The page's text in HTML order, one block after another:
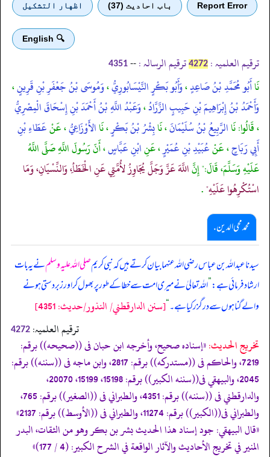
Report Error باب احادیث (37) اظهار التشكيل
🔍 English
ترقیم العلمیہ : 4272 ترقیم الرسالہ : --
4351
نَاأَبُو مُحَمَّدِ بْنُ صَاعِدٍ،وَأَبُو بَكْرٍ النَّيْسَابُورِيُّ،وَمُوسَى بْنُ جَعْفَرِ بْنِ قَرِينٍ،
وَأَحْمَدُ بْنُ إِبْرَاهِيمَ بْنِ حَبِيبٍ الزَّرَّادُ،وَعَبْدُ اللَّهِ بْنُ أَحْمَدَ بْنِ إِسْحَاقَ الْمِصْرِيُّ
، قَالُوا: نَاالرَّبِيعُ بْنُ سُلَيْمَانَ، نَابِشْرُ بْنُ بَكْرٍ، نَاالأَوْزَاعِيُّ، عَنْعَطَاءِ بْنِ
أَبِي رَبَاحٍ، عَنْعُبَيْدِ بْنِ عُمَيْرٍ، عَنِابْنِ عَبَّاسٍ، أَنّ رَسُولَ اللَّهِ صَلَّى اللَّهُ
عَلَيْهِ وَسَلَّمَ، قَالَ:" إِنَّاللَّهَ عَزَّ وَجَلَّ يُجَاوِزُ لأُمَّتِي عَنِ الْخَطَأِ، وَالنِّسْيَانِ، وَمَا
اسْتُكْرِهُوا عَلَيْهِ".
محمد محی الدین .
سیدنا عبداللہ بن عباس رضی اللہ عنہما بیان کرتے ہیں کہ نبی کریمصلی اللہ علیہ وسلمنے یہ بات
ارشاد فرمائی ہے:”اللہ تعالیٰ نے میری امت سے خطا کے طور پر بھول کر اور زبردستی ہونے
والے گناہوں سے درگزر کیا ہے۔“[سنن الدارقطني/ النذور/حدیث: 4351]
ترقیم العلمیہ: 4272
تخریج الحدیث:«إسناده صحيح، وأخرجه ابن حبان فى ((صحيحه)) برقم:
7219، والحاكم فى ((مستدركه)) برقم: 2817، وابن ماجه فى ((سننه)) برقم:
2045، والبيهقي فى((سننه الكبير)) برقم: 15198، 15199، 20070،
والدارقطني فى ((سننه)) برقم: 4351، والطبراني فى ((الصغير)) برقم: 765،
والطبراني فى((الكبير)) برقم: 11274، والطبراني فى ((الأوسط)) برقم: 2137»
«قال البيهقي: جود إسناد هذا الحديث بشر بن بكر وهو من الثقات، البدر
المنير في تخريج الأحاديث والآثار الواقعة في الشرح الكبير: (4 / 177)»